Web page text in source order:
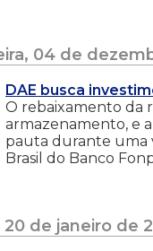
04 de
DAE busca
O rebaixamento da
armazenamento, e
pauta durante uma
Brasil do Banco
de janeiro de